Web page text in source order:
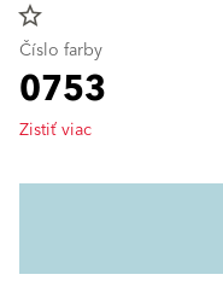
star_border
Číslo farby
0753
Zistiť viac